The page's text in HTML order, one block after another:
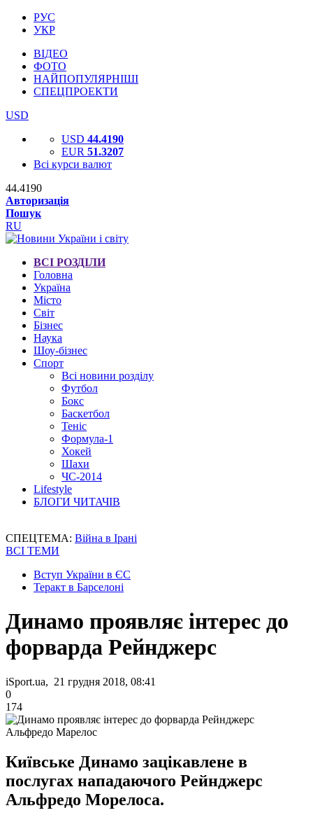
РУС
УКР
ВІДЕО
ФОТО
НАЙПОПУЛЯРНІШІ
СПЕЦПРОЕКТИ
USD
USD 44.4190
EUR 51.3207
Всі курси валют
44.4190
Авторизація
Пошук
RU
ВСІ РОЗДІЛИ
Головна
Україна
Місто
Світ
Бізнес
Наука
Шоу-бізнес
Спорт
Всі новини розділу
Футбол
Бокс
Баскетбол
Теніс
Формула-1
Хокей
Шахи
ЧС-2014
Lifestyle
БЛОГИ ЧИТАЧІВ
СПЕЦТЕМА: Війна в Ірані
ВСІ ТЕМИ
Вступ України в ЄС
Теракт в Барселоні
Динамо проявляє інтерес до
форварда Рейнджерс
iSport.ua, 21 грудня 2018, 08:41
0
174
Альфредо Марелос
Київське Динамо зацікавлене в
послугах нападаючого Рейнджерс
Альфредо Морелоса.